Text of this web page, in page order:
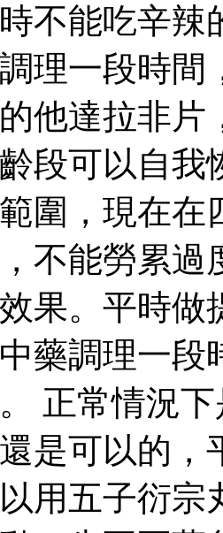
不能吃辛辣
理一段時
他達拉非
段可以自我
圍，現在在
不能勞累過
果。平時
藥調理一段
正常情況
是可以的，
用五子衍